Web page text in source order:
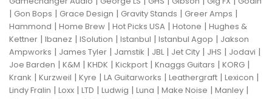
| Gon Bops | Grace Design | Gravity Stands | Greer Amps |
Hammond | Home Brew | Hot Picks USA | Hotone | Hughes &
Kettner | Ibanez | ISolution | Istanbul | Istanbul Agop | Jakson
Ampworks | James Tyler | Jamstik | JBL| Jet City | JHS | Jodavi |
Joe Barden | K&M | KHDK | Kickport | Knaggs Guitars | KORG |
Krank | Kurzweil | Kyre | LA Guitarworks | Leathergraft | Lexicon |
Lindy Fralin | Loxx | LTD | Ludwig | Luna | Make Noise | Manley |